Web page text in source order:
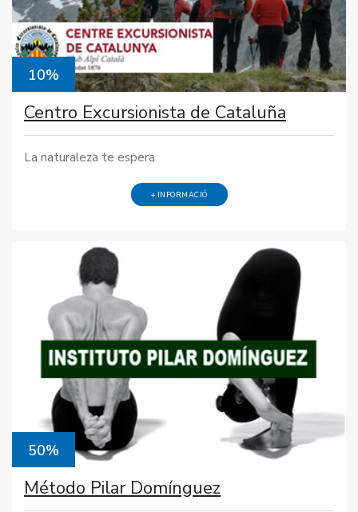
10%
Centro Excursionista de Cataluña
La naturaleza te espera
+ INFORMACIÓ
50%
Método Pilar Domínguez